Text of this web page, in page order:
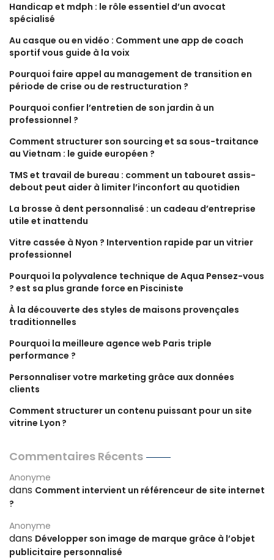
Handicap et mdph : le rôle essentiel d’un avocat
spécialisé
Au casque ou en vidéo : Comment une app de coach
sportif vous guide à la voix
Pourquoi faire appel au management de transition en
période de crise ou de restructuration ?
Pourquoi confier l’entretien de son jardin à un
professionnel ?
Comment structurer son sourcing et sa sous-traitance
au Vietnam : le guide européen ?
TMS et travail de bureau : comment un tabouret assis-
debout peut aider à limiter l’inconfort au quotidien
La brosse à dent personnalisé : un cadeau d’entreprise
utile et inattendu
Vitre cassée à Nyon ? Intervention rapide par un vitrier
professionnel
Pourquoi la polyvalence technique de Aqua Pensez-vous
? est sa plus grande force en Pisciniste
À la découverte des styles de maisons provençales
traditionnelles
Pourquoi la meilleure agence web Paris triple
performance ?
Personnaliser votre marketing grâce aux données
clients
Comment structurer un contenu puissant pour un site
vitrine Lyon ?
Commentaires Récents
Anonyme
dans Comment intervient un référenceur de site internet
?
Anonyme
dans Développer son image de marque grâce à l’objet
publicitaire personnalisé